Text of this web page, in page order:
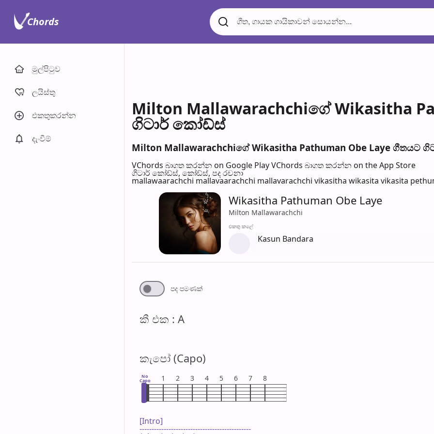
Milton Mallawarachchiගේ Wikasitha
ගිටාර් කෝඩ්ස්
Milton Mallawarachchiගේ Wikasitha Pathuman Obe Laye ගීතයට
VChords බාගත කරන්න on Google PlayVChords බාගත කරන්න on the App Store
ගිටාර් කෝඩ්ස්, කෝඩ්ස්, පද රච​නා
mallawaarachchi mallavaarachchi mallavarachchi vikasitha wikasita vikasita
Wikasitha Pathuman Obe Laye
Milton Mallawarachchi
එක​තු කලේ
Kasun Bandara
පද පමණ​ක්
කී එ​ක : A
කැපෝ (Capo)
No
Capo 1 2 3 4 5 6 7 8
[Intro]
----------------------------------------------
මුල්පිටු​ව
ලයිස්තු
එකතුකරන්​න
දැංවී​ම්
Chords